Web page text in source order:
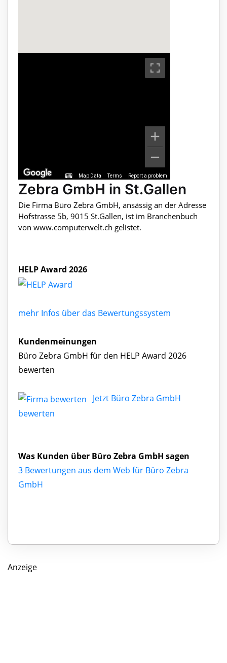
Map Data Terms Report a problem
Zebra GmbH in St.Gallen
Die Firma Büro Zebra GmbH, ansässig an der Adresse
Hofstrasse 5b, 9015 St.Gallen, ist im Branchenbuch
von www.computerwelt.ch gelistet.
HELP Award 2026
mehr Infos über das Bewertungssystem
Kundenmeinungen
Büro Zebra GmbH für den HELP Award 2026
bewerten
Jetzt Büro Zebra GmbH
bewerten
Was Kunden über Büro Zebra GmbH sagen
3 Bewertungen aus dem Web für Büro Zebra
GmbH
Anzeige